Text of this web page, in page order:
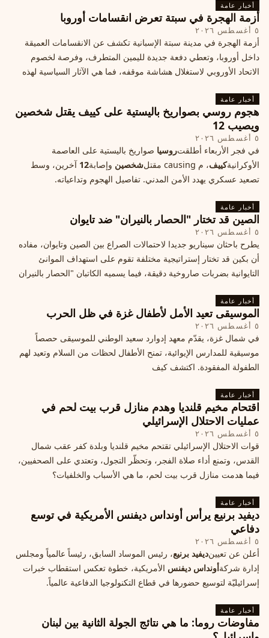
أخبار عامة
أزمة الهجرة في سبتة تعرض انقسامات أوروبا
٥ أغسطس ٢٠٢٦
أزمة الهجرة في مدينة سبتة الإسبانية تكشف عن الانقسامات العميقة
داخل أوروبا، وتعطي دفعة جديدة لليمين المتطرف، وفرصة لخصوم
الاتحاد الأوروبي لاستغلال هشاشة موقفه، فما هي الآثار السياسية لهذه
أخبار عامة
هجوم روسي بصواريخ باليستية على كييف يقتل شخصين
ويصيب 12
٥ أغسطس ٢٠٢٦
في فجر الأربعاء أطلقتروسيا صواريخ باليستية على العاصمة
الأوكرانيةكييف، م causing مقتل شخصين وإصابة12 آخرين، وسط
تصعيد عسكري يهدد الأمن المدني. تفاصيل الهجوم وتداعياته.
أخبار عامة
الصين قد تختار "الحصار بالنيران" ضد تايوان
٥ أغسطس ٢٠٢٦
يطرح باحثان سيناريو جديدا لاحتمالات الصراع بين الصين وتايوان، مفاده
أن بكين قد تختار إستراتيجية مختلفة تقوم على استهداف الموانئ
التايوانية بضربات صاروخية دقيقة، فيما يسميه الكاتبان "الحصار بالنيران
أخبار عامة
الموسيقى تعيد الأمل لأطفال غزة في ظل الحرب
٥ أغسطس ٢٠٢٦
في شمال غزة، يقدّم معهد إدوارد سعيد الوطني للموسيقى حصصاً
موسيقية للمدارس الإيوائية، تمنح الأطفال لحظات من السلام وتعيد لهم
الطفولة المفقودة. اكتشف كيف
أخبار عامة
اقتحام مخيم قلنديا وهدم منازل قرب بيت لحم في
عمليات الاحتلال الإسرائيلي
٥ أغسطس ٢٠٢٦
قوات الاحتلال الإسرائيلي تقتحم مخيم قلنديا وبلدة كفر عقب شمال
القدس، وتمنع أداء صلاة الفجر، وتحظّر التجول، وتعتدي على الصحفيين،
فيما هدمت منازل قرب بيت لحم، ما هي الأسباب والخلفيات؟
أخبار عامة
ديفيد برنيع يرأس أونداس ديفنس الأمريكية في توسع
دفاعي
٥ أغسطس ٢٠٢٦
أعلن عن تعيينديفيد برنيع، رئيس الموساد السابق، رئيساً عالمياً ومجلس
إدارة شركةأونداس ديفنس الأمريكية، خطوة تعكس استقطاب خبرات
إسرائيليّة لتوسيع حضورها في قطاع التكنولوجيا الدفاعية عالمياً.
أخبار عامة
مفاوضات روما: ما هي نتائج الجولة الثانية بين لبنان